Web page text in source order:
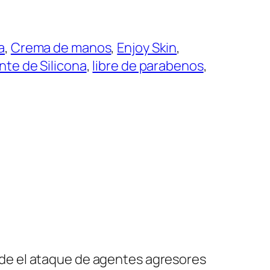
, Crema de manos, Enjoy Skin
de Silicona, libre de parabenos
el ataque de agentes agresores